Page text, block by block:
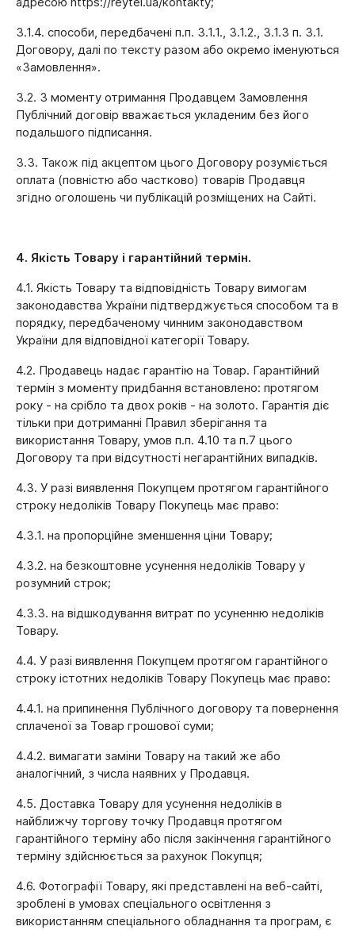
3.1.4. способи, передбачені п.п. 3.1.1., 3.1.2., 3.1.3 п. 3.1.
Договору, далі по тексту разом або окремо іменуються
«Замовлення».
3.2. З моменту отримання Продавцем Замовлення
Публічний договір вважається укладеним без його
подальшого підписання.
3.3. Також під акцептом цього Договору розуміється
оплата (повністю або частково) товарів Продавця
згідно оголошень чи публікацій розміщених на Сайті.
4. Якість Товару і гарантійний термін.
4.1. Якість Товару та відповідність Товару вимогам
законодавства України підтверджується способом та в
порядку, передбаченому чинним законодавством
України для відповідної категорії Товару.
4.2. Продавець надає гарантію на Товар. Гарантійний
термін з моменту придбання встановлено: протягом
року - на срібло та двох років - на золото. Гарантія діє
тільки при дотриманні Правил зберігання та
використання Товару, умов п.п. 4.10 та п.7 цього
Договору та при відсутності негарантійних випадків.
4.3. У разі виявлення Покупцем протягом гарантійного
строку недоліків Товару Покупець має право:
4.3.1. на пропорційне зменшення ціни Товару;
4.3.2. на безкоштовне усунення недоліків Товару у
розумний строк;
4.3.3. на відшкодування витрат по усуненню недоліків
Товару.
4.4. У разі виявлення Покупцем протягом гарантійного
строку істотних недоліків Товару Покупець має право:
4.4.1. на припинення Публічного договору та повернення
сплаченої за Товар грошової суми;
4.4.2. вимагати заміни Товару на такий же або
аналогічний, з числа наявних у Продавця.
4.5. Доставка Товару для усунення недоліків в
найближчу торгову точку Продавця протягом
гарантійного терміну або після закінчення гарантійного
терміну здійснюється за рахунок Покупця;
4.6. Фотографії Товару, які представлені на веб-сайті,
зроблені в умовах спеціального освітлення з
використанням спеціального обладнання та програм, є